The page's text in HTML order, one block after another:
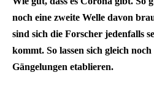
noch eine zweite Welle davon
sind sich die Forscher jedenfalls
kommt. So lassen sich gleich
Gängelungen etablieren.